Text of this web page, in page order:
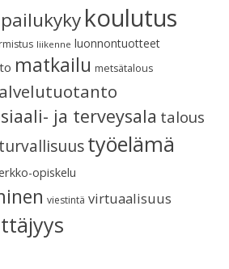
koulutus
liikenne luonnontuotteet
matkailu metsätalous
ja terveysala talous
turvallisuustyöelämä
opiskelu
viestintä virtuaalisuus